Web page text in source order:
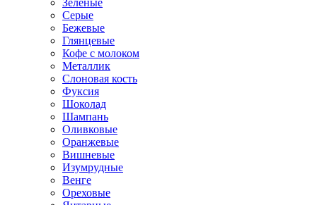
Зеленые
Серые
Бежевые
Глянцевые
Кофе с молоком
Металлик
Слоновая кость
Фуксия
Шоколад
Шампань
Оливковые
Оранжевые
Вишневые
Изумрудные
Венге
Ореховые